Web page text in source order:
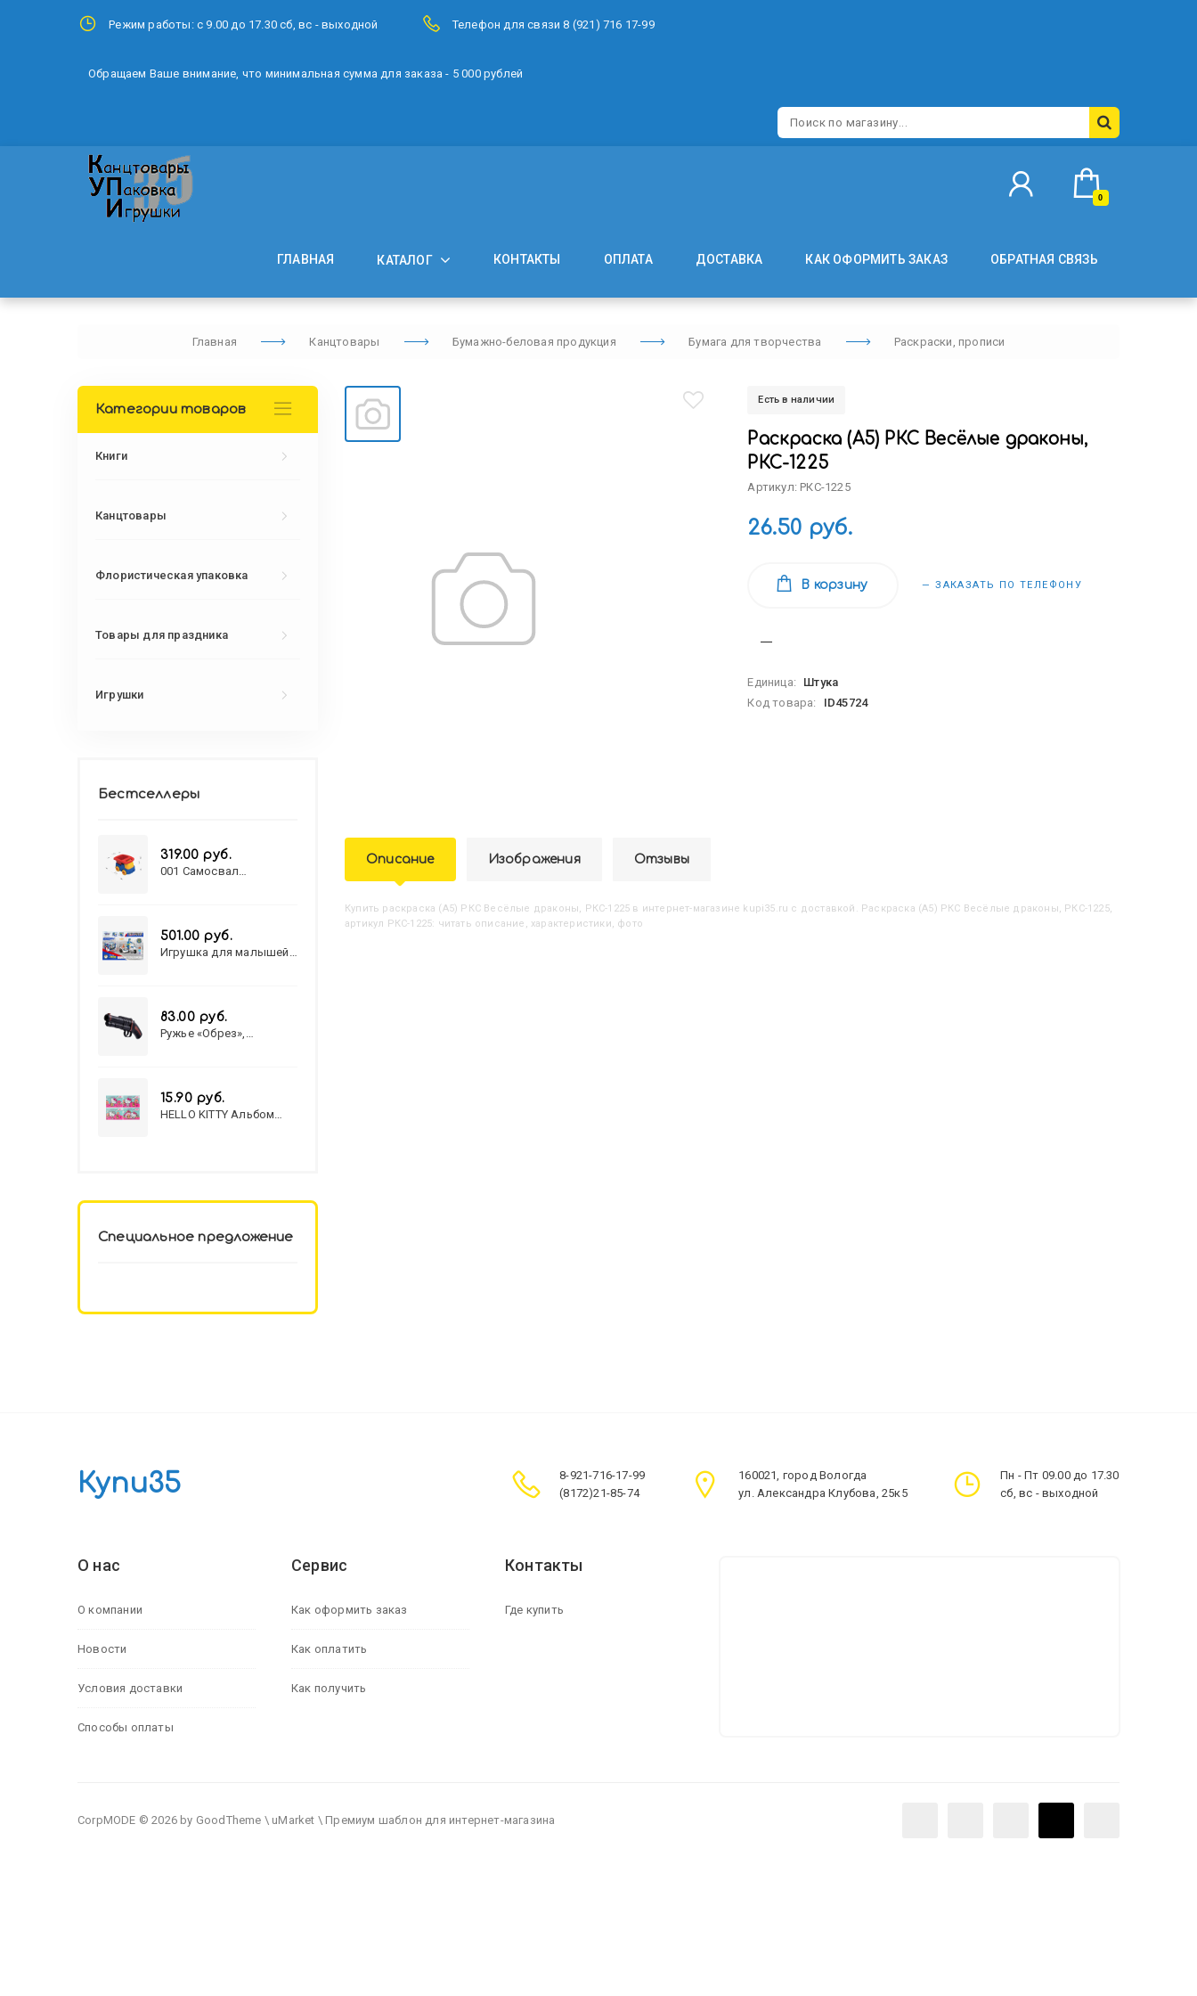
Режим работы: с 9.00 до 17.30 сб, вс - выходной Телефон для связи 8 (921) 716 17-99
Обращаем Ваше внимание, что минимальная сумма для заказа - 5 000 рублей
0
ГЛАВНАЯ КАТАЛОГ КОНТАКТЫ ОПЛАТА ДОСТАВКА КАК ОФОРМИТЬ ЗАКАЗ ОБРАТНАЯ СВЯЗЬ
Главная Канцтовары Бумажно-беловая продукция Бумага для творчества Раскраски, прописи
Есть в наличии
Раскраска (А5) РКС Весёлые драконы,
РКС-1225
Артикул: РКС-1225
26.50 руб.
В корзину — ЗАКАЗАТЬ ПО ТЕЛЕФОНУ
Единица:
Штука
Код товара:
ID45724
Описание Изображения Отзывы
Купить Раскраска (А5) РКС Весёлые драконы, РКС-1225 в интернет-магазине kupi35.ru с доставкой. Раскраска (А5) РКС Весёлые драконы, РКС-1225,
артикул РКС-1225: читать описание, характеристики, фото
Категории товаров
Книги
Канцтовары
Флористическая упаковка
Товары для праздника
Игрушки
Бестселлеры
319.00 руб.
001 Самосвал
501.00 руб.
Игрушка для малышей
83.00 руб.
Ружье «Обрез»,
15.90 руб.
HELLO KITTY Альбом
Специальное предложение
Купи35
8-921-716-17-99
(8172)21-85-74
160021, город Вологда
ул. Александра Клубова, 25к5
Пн - Пт 09.00 до 17.30
сб, вс - выходной
О нас
О компании
Новости
Условия доставки
Способы оплаты
Сервис
Как оформить заказ
Как оплатить
Как получить
Контакты
Где купить
CorpMODE © 2026 by GoodTheme \ uMarket \ Премиум шаблон для интернет-магазина